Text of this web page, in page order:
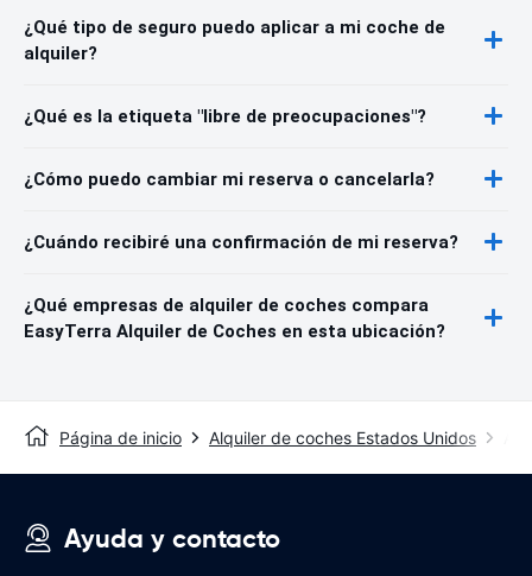
¿Qué tipo de seguro puedo aplicar a mi coche de
alquiler?
¿Qué es la etiqueta "libre de preocupaciones"?
¿Cómo puedo cambiar mi reserva o cancelarla?
¿Cuándo recibiré una confirmación de mi reserva?
¿Qué empresas de alquiler de coches compara
EasyTerra Alquiler de Coches en esta ubicación?
Página de inicio Alquiler de coches Estados Unidos
Ayuda y contacto